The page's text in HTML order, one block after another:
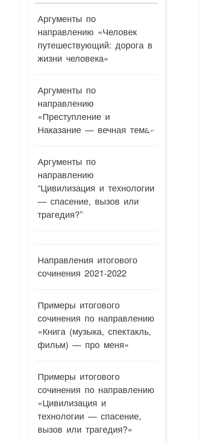
Аргументы по
направлению «Человек
путешествующий: дорога в
жизни человека»
Аргументы по
направлению
«Преступление и
Наказание — вечная тема»
Аргументы по
направлению
“Цивилизация и технологии
— спасение, вызов или
трагедия?”
Направления итогового
сочинения 2021-2022
Примеры итогового
сочинения по направлению
«Книга (музыка, спектакль,
фильм) — про меня»
Примеры итогового
сочинения по направлению
«Цивилизация и
технологии — спасение,
вызов или трагедия?»